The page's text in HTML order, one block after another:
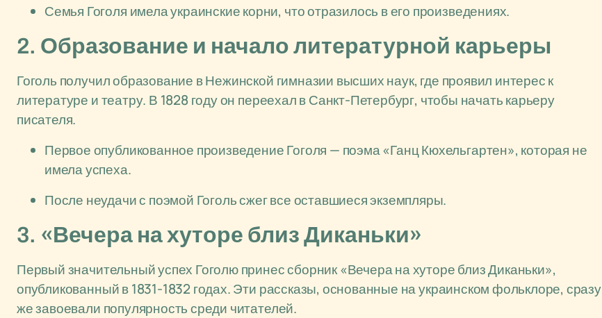
Семья Гоголя имела украинские корни, что отразилось в его произведениях.
2. Образование и начало литературной карьеры
Гоголь получил образование в Нежинской гимназии высших наук, где проявил интерес к
литературе и театру. В 1828 году он переехал в Санкт-Петербург, чтобы начать карьеру
писателя.
Первое опубликованное произведение Гоголя — поэма «Ганц Кюхельгартен», которая не
имела успеха.
После неудачи с поэмой Гоголь сжег все оставшиеся экземпляры.
3. «Вечера на хуторе близ Диканьки»
Первый значительный успех Гоголю принес сборник «Вечера на хуторе близ Диканьки»,
опубликованный в 1831-1832 годах. Эти рассказы, основанные на украинском фольклоре, сразу
же завоевали популярность среди читателей.